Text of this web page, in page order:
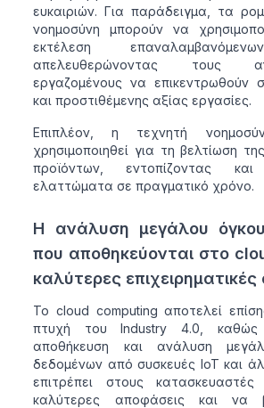
ευκαιριών. Για παράδειγμα, τα
νοημοσύνη μπορούν να
εκτέλεση
απελευθερώνοντας τους
εργαζομένους να επικεντρωθούν
και προστιθέμενης αξίας εργασίες.
Επιπλέον, η τεχνητή
χρησιμοποιηθεί για τη βελτίωση
προϊόντων, εντοπίζοντας και
ελαττώματα σε πραγματικό χρόνο.
Η ανάλυση μεγάλου
που αποθηκεύονται στο
καλύτερες
Το cloud computing αποτελεί
πτυχή του Industry 4.0, καθώς
αποθήκευση και ανάλυση
δεδομένων από συσκευές IoT και
επιτρέπει στους
καλύτερες αποφάσεις και να